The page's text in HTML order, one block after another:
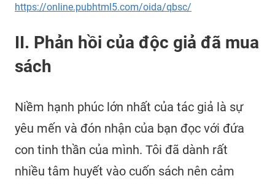
https://online.pubhtml5.com/oida/qbsc/
II. Phản hồi của độc giả đã mua
sách
Niềm hạnh phúc lớn nhất của tác giả là sự
yêu mến và đón nhận của bạn đọc với đứa
con tinh thần của mình. Tôi đã dành rất
nhiều tâm huyết vào cuốn sách nên cảm